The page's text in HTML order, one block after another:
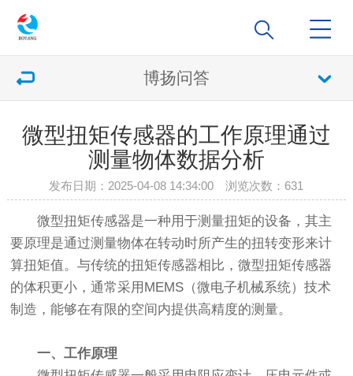
博扬问答
微型扭矩传感器的工作原理通过
测量物体数据分析
发布日期：2025-04-08 14:34:00 浏览次数： 631
微型扭矩传感器是一种用于测量扭矩的设备，其主
要原理是通过测量物体在转动时所产生的扭转变形来计
算扭矩值。与传统的扭矩传感器相比，微型扭矩传感器
的体积更小，通常采用MEMS（微电子机械系统）技术
制造，能够在有限的空间内提供高精度的测量。
一、工作原理